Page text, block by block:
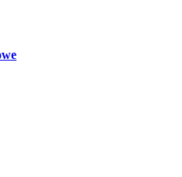
nowej karcie
karcie
otwiera się w nowej karcie
się w nowej karcie
się w nowej karcie